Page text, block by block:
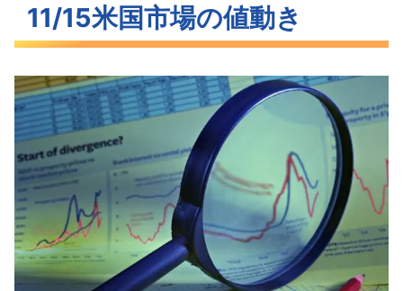
大きく上昇した米主要3指数
わずかに上昇したVIX
S&P500ヒートマップ
セクター別パフォーマンス
200日移動平均線が見えてきたS&P500
米国市場のトピックス
PPIは予想を下回りインフレ緩和へ
11/15米国市場の値動き